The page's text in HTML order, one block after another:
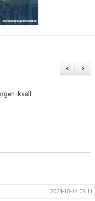
>
<
ikväll.
2024-10-14 09:11